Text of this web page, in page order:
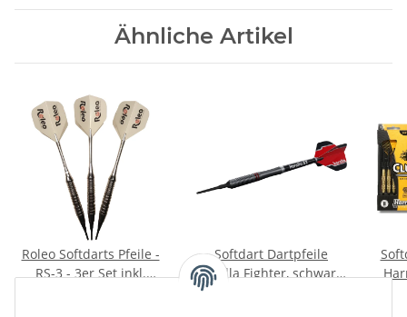
Ähnliche Artikel
Roleo Softdarts Pfeile -
RS-3 - 3er Set inkl.
Softdart Dartpfeile
Karella Fighter, schwarz,